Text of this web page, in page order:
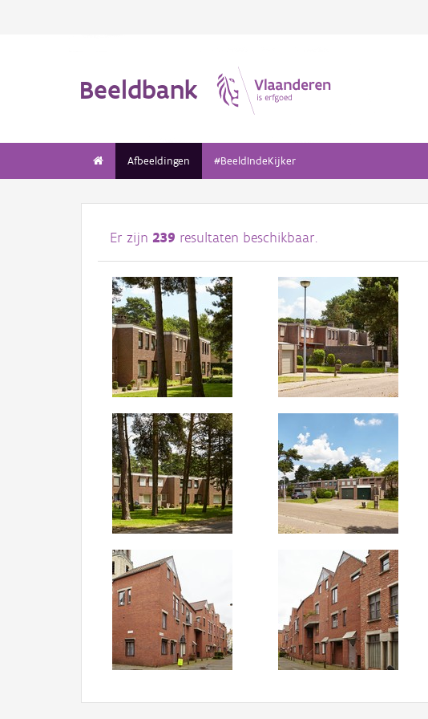
Beeldbank
Afbeeldingen #BeeldIndeKijker
Er zijn 239 resultaten beschikbaar.